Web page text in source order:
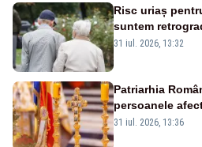
Risc uriaș
suntem
31 iul. 2026, 13:32
Patriarhia
persoanele
31 iul. 2026, 13:36